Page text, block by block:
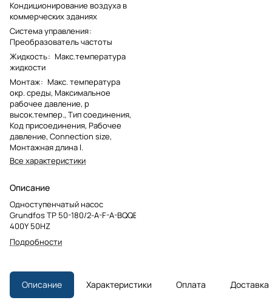
Кондиционирование воздуха в
коммерческих зданиях
Система управления:
Преобразователь частоты
Жидкость: Макс.температура
жидкости
Монтаж: Макс. температура
окр. среды, Максимальное
рабочее давление, p
высок.темпер., Тип соединения,
Код присоединения, Рабочее
давление, Connection size,
Монтажная длина l.
Все характеристики
Описание
Одноступенчатый насос
Grundfos TP 50-180/2-A-F-A-BQQE
400Y 50HZ
Подробности
Описание Характеристики Оплата Доставка